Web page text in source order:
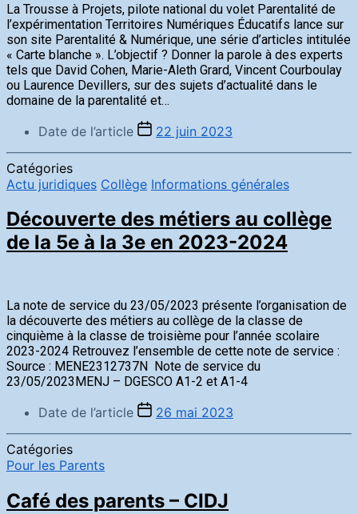
La Trousse à Projets, pilote national du volet Parentalité de
l’expérimentation Territoires Numériques Éducatifs lance sur
son site Parentalité & Numérique, une série d’articles intitulée
« Carte blanche ». L’objectif ? Donner la parole à des experts
tels que David Cohen, Marie-Aleth Grard, Vincent Courboulay
ou Laurence Devillers, sur des sujets d’actualité dans le
domaine de la parentalité et…
Date de l’article 22 juin 2023
Catégories
Actu juridiques Collège Informations générales
Découverte des métiers au collège
de la 5e à la 3e en 2023-2024
La note de service du 23/05/2023 présente l’organisation de
la découverte des métiers au collège de la classe de
cinquième à la classe de troisième pour l’année scolaire
2023-2024 Retrouvez l’ensemble de cette note de service :
Source : MENE2312737N Note de service du
23/05/2023MENJ – DGESCO A1-2 et A1-4
Date de l’article 26 mai 2023
Catégories
Pour les Parents
Café des parents – CIDJ